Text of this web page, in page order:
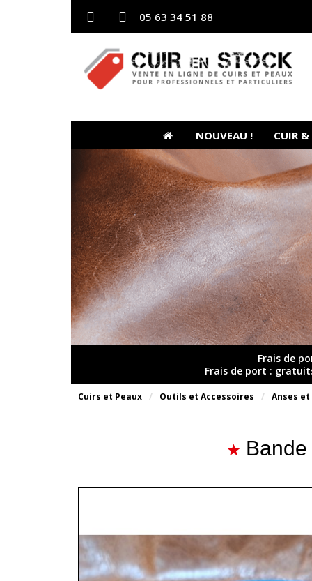
05 63 34 51 88
NOUVEAU ! CUIR &
Frais de
Frais de port :
Cuirs et Peaux Outils et Accessoires Anses